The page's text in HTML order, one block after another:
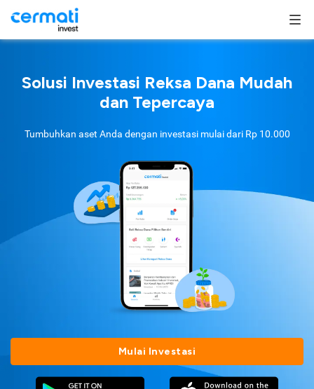
Solusi Investasi Reksa Dana Mudah
dan Tepercaya
Tumbuhkan aset Anda dengan investasi mulai dari Rp 10.000
Mulai Investasi